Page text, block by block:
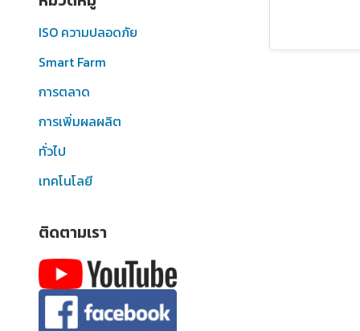
ISO ความปลอดภัย
Smart Farm
การตลาด
การเพิ่มผลผลิต
ทั่วไป
เทคโนโลยี
ติดตามเรา